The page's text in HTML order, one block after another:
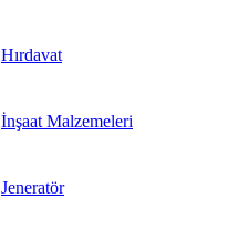
Hırdavat
İnşaat Malzemeleri
Jeneratör